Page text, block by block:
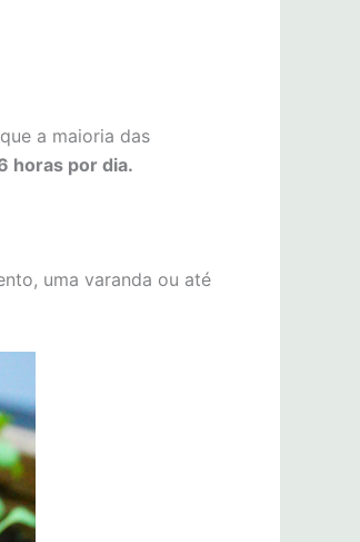
a maioria das
horas por dia.
uma varanda ou até